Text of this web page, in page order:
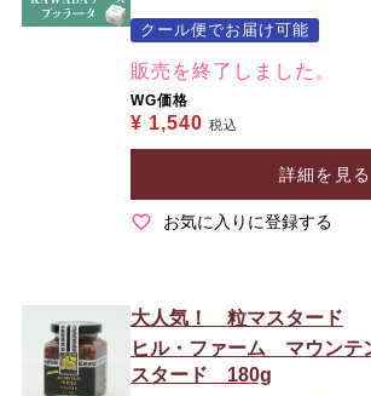
クール便でお届け可能
販売を終了しました。
WG価格
¥ 1,540 税込
詳細を見る
お気に入りに登録する
大人気！ 粒マスタード
ヒル・ファーム マウンテ
スタード 180g